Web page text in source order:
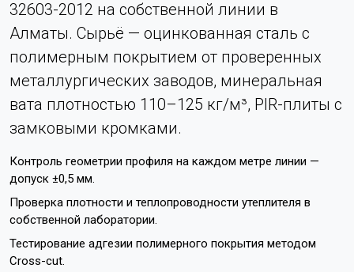
32603-2012 на собственной линии в
Алматы. Сырьё — оцинкованная сталь с
полимерным покрытием от проверенных
металлургических заводов, минеральная
вата плотностью 110–125 кг/м³, PIR-плиты с
замковыми кромками.
Контроль геометрии профиля на каждом метре линии —
допуск ±0,5 мм.
Проверка плотности и теплопроводности утеплителя в
собственной лаборатории.
Тестирование адгезии полимерного покрытия методом
Cross-cut.